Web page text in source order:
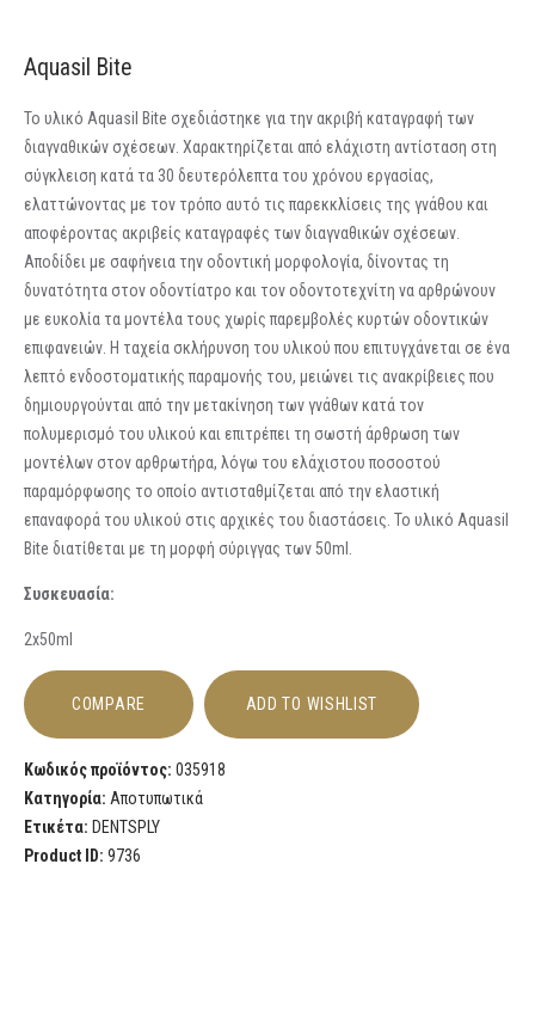
Aquasil Bite
Το υλικό Aquasil Bite σχεδιάστηκε για την ακριβή καταγραφή των
διαγναθικών σχέσεων. Χαρακτηρίζεται από ελάχιστη αντίσταση στη
σύγκλειση κατά τα 30 δευτερόλεπτα του χρόνου εργασίας,
ελαττώνοντας με τον τρόπο αυτό τις παρεκκλίσεις της γνάθου και
αποφέροντας ακριβείς καταγραφές των διαγναθικών σχέσεων.
Αποδίδει με σαφήνεια την οδοντική μορφολογία, δίνοντας τη
δυνατότητα στον οδοντίατρο και τον οδοντοτεχνίτη να αρθρώνουν
με ευκολία τα μοντέλα τους χωρίς παρεμβολές κυρτών οδοντικών
επιφανειών. Η ταχεία σκλήρυνση του υλικού που επιτυγχάνεται σε ένα
λεπτό ενδοστοματικής παραμονής του, μειώνει τις ανακρίβειες που
δημιουργούνται από την μετακίνηση των γνάθων κατά τον
πολυμερισμό του υλικού και επιτρέπει τη σωστή άρθρωση των
μοντέλων στον αρθρωτήρα, λόγω του ελάχιστου ποσοστού
παραμόρφωσης το οποίο αντισταθμίζεται από την ελαστική
επαναφορά του υλικού στις αρχικές του διαστάσεις. Το υλικό Aquasil
Bite διατίθεται με τη μορφή σύριγγας των 50ml.
Συσκευασία:
2x50ml
COMPARE ADD TO WISHLIST
Κωδικός προϊόντος: 035918
Κατηγορία: Αποτυπωτικά
Ετικέτα: DENTSPLY
Product ID: 9736